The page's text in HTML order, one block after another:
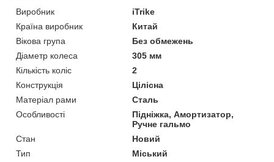
Виробник
iTrike
Країна виробник
Китай
Вікова група
Без обмежень
Діаметр колеса
305 мм
Кількість коліс
2
Конструкція
Цілісна
Матеріал рами
Сталь
Особливості
Підніжка, Амортизатор,
Ручне гальмо
Стан
Новий
Тип
Міський